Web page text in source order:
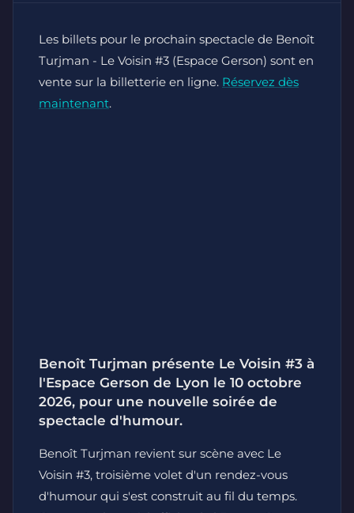
Les billets pour le prochain spectacle de Benoît
Turjman - Le Voisin #3 (Espace Gerson) sont en
vente sur la billetterie en ligne. Réservez dès
maintenant.
Benoît Turjman présente Le Voisin #3 à
l'Espace Gerson de Lyon le 10 octobre
2026, pour une nouvelle soirée de
spectacle d'humour.
Benoît Turjman revient sur scène avec Le
Voisin #3, troisième volet d'un rendez-vous
d'humour qui s'est construit au fil du temps.